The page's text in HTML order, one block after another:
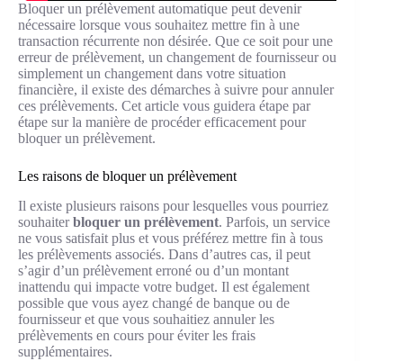
Bloquer un prélèvement automatique peut devenir
nécessaire lorsque vous souhaitez mettre fin à une
transaction récurrente non désirée. Que ce soit pour une
erreur de prélèvement, un changement de fournisseur ou
simplement un changement dans votre situation
financière, il existe des démarches à suivre pour annuler
ces prélèvements. Cet article vous guidera étape par
étape sur la manière de procéder efficacement pour
bloquer un prélèvement.
Les raisons de bloquer un prélèvement
Il existe plusieurs raisons pour lesquelles vous pourriez
souhaiterbloquer un prélèvement. Parfois, un service
ne vous satisfait plus et vous préférez mettre fin à tous
les prélèvements associés. Dans d’autres cas, il peut
s’agir d’un prélèvement erroné ou d’un montant
inattendu qui impacte votre budget. Il est également
possible que vous ayez changé de banque ou de
fournisseur et que vous souhaitiez annuler les
prélèvements en cours pour éviter les frais
supplémentaires.